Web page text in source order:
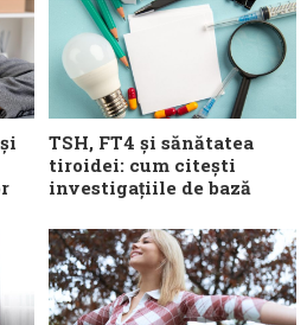
TSH, FT4 și sănătatea
tiroidei: cum citești
investigațiile de bază